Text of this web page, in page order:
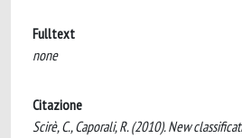
Fulltext
none
Citazione
Scirè, C., Caporali, R. (2010). New